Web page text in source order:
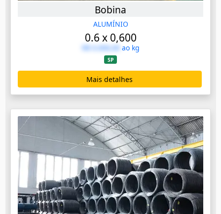
Bobina
ALUMÍNIO
0.6 x 0,600
R$ 0.000,00 ao kg
SP
Mais detalhes